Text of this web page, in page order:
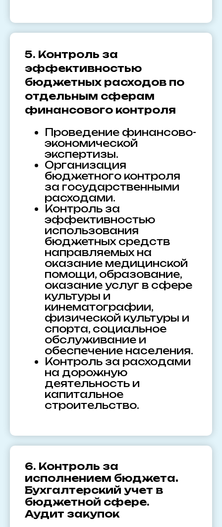
5. Контроль за
эффективностью
бюджетных расходов по
отдельным сферам
финансового контроля
Проведение финансово-
экономической
экспертизы.
Организация
бюджетного контроля
за государственными
расходами.
Контроль за
эффективностью
использования
бюджетных средств
направляемых на
оказание медицинской
помощи, образование,
оказание услуг в сфере
культуры и
кинематографии,
физической культуры и
спорта, социальное
обслуживание и
обеспечение населения.
Контроль за расходами
на дорожную
деятельность и
капитальное
строительство.
6. Контроль за
исполнением бюджета.
Бухгалтерский учет в
бюджетной сфере.
Аудит закупок